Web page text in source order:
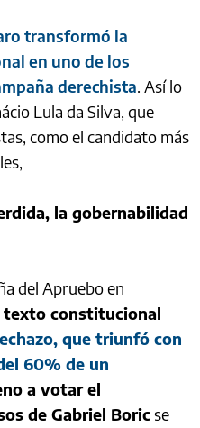
transformó la
en uno de los
derechista. Así lo
Lula da Silva, que
como el candidato más
la gobernabilidad
del Apruebo en
constitucional
que triunfó con
60% de un
a votar el
de Gabriel Boricse